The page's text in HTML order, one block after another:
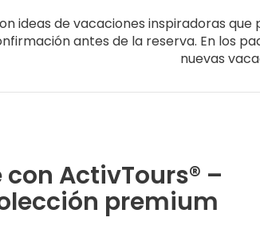
ideas de vacaciones inspiradoras
antes de la reserva. En los
nuevas
ActivTours® –
premium